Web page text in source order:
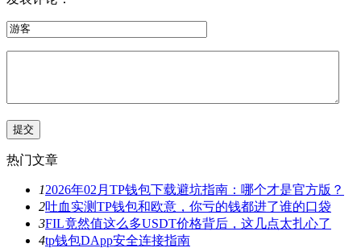
热门文章
12026年02月TP钱包下载避坑指南：哪个才是官方版？
2吐血实测TP钱包和欧意，你亏的钱都进了谁的口袋
3FIL竟然值这么多USDT价格背后，这几点太扎心了
4tp钱包DApp安全连接指南